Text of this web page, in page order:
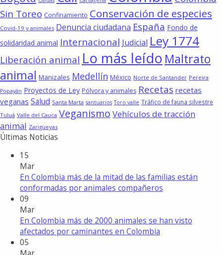
Sin Toreo Confinamiento Conservación de especies
Covid-19 y animales Denuncia ciudadana España Fondo de
solidaridad animal Internacional Judicial Ley 1774
Liberación animal Lo más leído Maltrato
animal Manizales Medellín México Norte de Santander Pereira
Popayán Proyectos de Ley Pólvora y animales Recetas recetas
veganas Salud Santa Marta santuarios Toro valle Tráfico de fauna silvestre
Tuluá Valle del Cauca Veganismo Vehículos de tracción
animal Zarigüeyas
Últimas Noticias
15
Mar
En Colombia más de la mitad de las familias están
conformadas por animales compañeros
09
Mar
En Colombia más de 2000 animales se han visto
afectados por caminantes en Colombia
05